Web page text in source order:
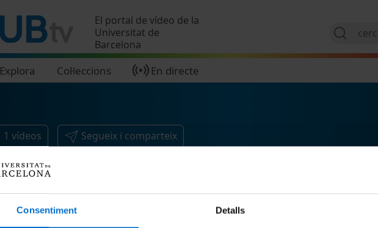
Consentiment Detalls
El portal de vídeo de la
Universitat de
Barcelona
Explora Col·leccions En directe
1 vídeos Segueix i comparteix